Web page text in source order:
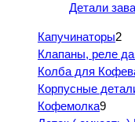
Детали
Капучинаторы2
Клапаны, реле
Колба для
Корпусные
Кофемолка9